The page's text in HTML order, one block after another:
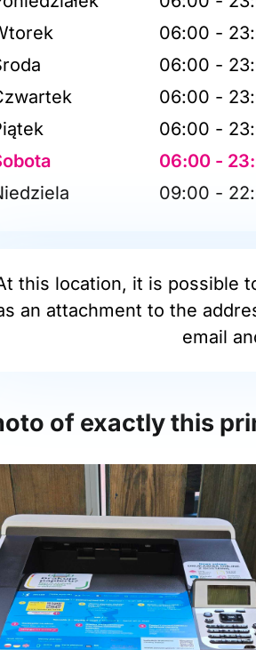
06:00 -
06:00 -
06:00 -
06:00 -
06:00 -
09:00 -
this location, it is possible
an attachment to the
email
of exactly this